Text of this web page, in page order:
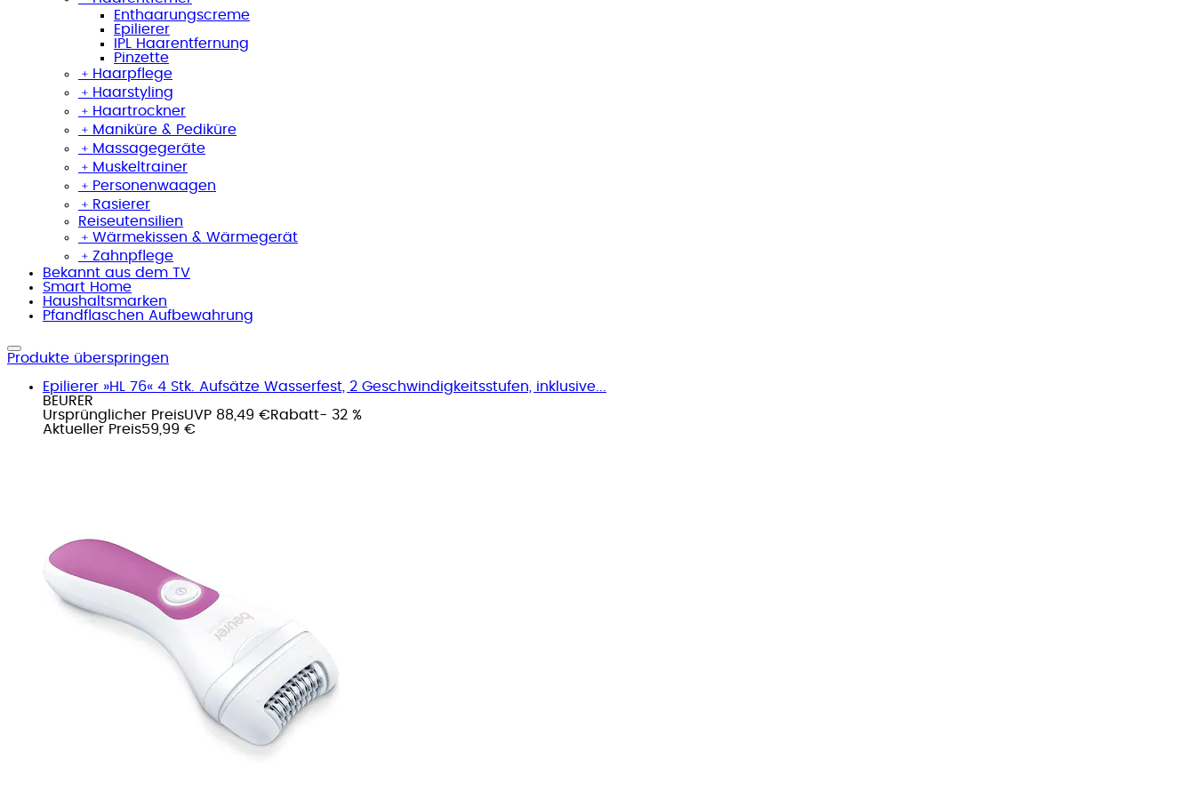
Enthaarungscreme
Epilierer
IPL Haarentfernung
Pinzette
﹢ Haarpflege
﹢ Haarstyling
﹢ Haartrockner
﹢ Maniküre & Pediküre
﹢ Massagegeräte
﹢ Muskeltrainer
﹢ Personenwaagen
﹢ Rasierer
Reiseutensilien
﹢ Wärmekissen & Wärmegerät
﹢ Zahnpflege
Bekannt aus dem TV
Smart Home
Haushaltsmarken
Pfandflaschen Aufbewahrung
Produkte überspringen
Epilierer »HL 76« 4 Stk. Aufsätze Wasserfest, 2 Geschwindigkeitsstufen, inklusive...
BEURER
Ursprünglicher PreisUVP 88,49 €Rabatt- 32 %
Aktueller Preis59,99 €